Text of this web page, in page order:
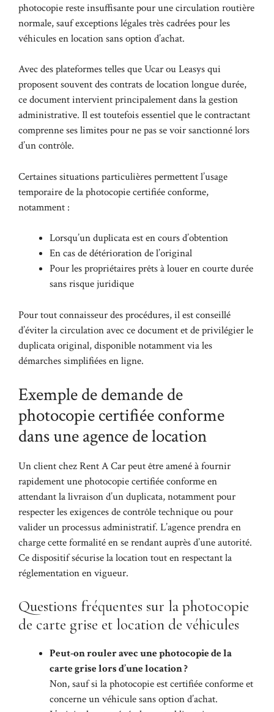
photocopie reste insuffisante pour une circulation routière
normale, sauf exceptions légales très cadrées pour les
véhicules en location sans option d’achat.
Avec des plateformes telles que Ucar ou Leasys qui
proposent souvent des contrats de location longue durée,
ce document intervient principalement dans la gestion
administrative. Il est toutefois essentiel que le contractant
comprenne ses limites pour ne pas se voir sanctionné lors
d’un contrôle.
Certaines situations particulières permettent l’usage
temporaire de la photocopie certifiée conforme,
notamment :
Lorsqu’un duplicata est en cours d’obtention
En cas de détérioration de l’original
Pour les propriétaires prêts à louer en courte durée
sans risque juridique
Pour tout connaisseur des procédures, il est conseillé
d’éviter la circulation avec ce document et de privilégier le
duplicata original, disponible notamment viales
démarches simplifiées en ligne.
Exemple de demande de
photocopie certifiée conforme
dans une agence de location
Un client chez Rent A Car peut être amené à fournir
rapidement une photocopie certifiée conforme en
attendant la livraison d’un duplicata, notamment pour
respecter les exigences de contrôle technique ou pour
valider un processus administratif. L’agence prendra en
charge cette formalité en se rendant auprès d’une autorité.
Ce dispositif sécurise la location tout en respectant la
réglementation en vigueur.
Questions fréquentes sur la photocopie
de carte grise et location de véhicules
Peut-on rouler avec une photocopie de la
carte grise lors d’une location ?
Non, sauf si la photocopie est certifiée conforme et
concerne un véhicule sans option d’achat.